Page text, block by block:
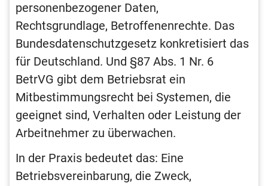
personenbezogener Daten,
Rechtsgrundlage, Betroffenenrechte. Das
Bundesdatenschutzgesetz konkretisiert das
für Deutschland. Und §87 Abs. 1 Nr. 6
BetrVG gibt dem Betriebsrat ein
Mitbestimmungsrecht bei Systemen, die
geeignet sind, Verhalten oder Leistung der
Arbeitnehmer zu überwachen.
In der Praxis bedeutet das: Eine
Betriebsvereinbarung, die Zweck,